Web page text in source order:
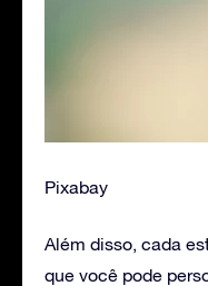
Pixabay
Além disso, cada
que você pode